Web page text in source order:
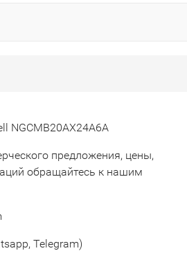
NGCMB20AX24A6A
предложения, цены,
обращайтесь к нашим
Telegram)